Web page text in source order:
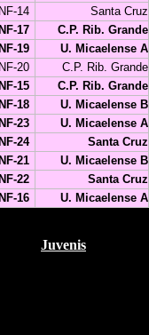
INF-14
Santa Cruz
INF-17
C.P. Rib. Grande
INF-19
U. Micaelense A
INF-20
C.P. Rib. Grande
INF-15
C.P. Rib. Grande
INF-18
U. Micaelense B
INF-23
U. Micaelense A
INF-24
Santa Cruz
INF-21
U. Micaelense B
INF-22
Santa Cruz
INF-16 U. Micaelense A
Juvenis